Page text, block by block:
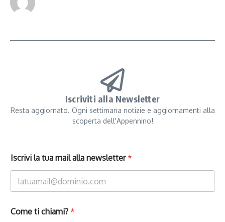
Iscriviti alla Newsletter
Resta aggiornato. Ogni settimana notizie e aggiornamenti alla
scoperta dell'Appennino!
Iscrivi la tua mail alla newsletter*
Come ti chiami? *